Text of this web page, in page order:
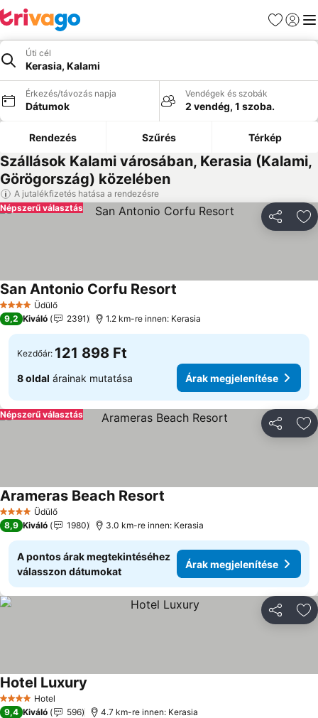
Kedvencek
Úti cél
Kerasia, Kalami
Érkezés/távozás napja
Dátumok
Vendégek és szobák
2 vendég, 1 szoba.
Rendezés Szűrés Térkép
Szállások Kalami városában, Kerasia (Kalami,
Görögország) közelében
A jutalékfizetés hatása a rendezésre
Népszerű választás
4 KategóriaÜdülő
San Antonio Corfu Resort
9,2 Kiváló 2391 1.2 km-re innen: Kerasia
Kezdőár: 121 898 Ft
8 oldal árainak mutatása Árak megjelenítése
Népszerű választás
4 KategóriaÜdülő
Arameras Beach Resort
8,9 Kiváló 1980 3.0 km-re innen: Kerasia
A pontos árak megtekintéséhez
válasszon dátumokat
Árak megjelenítése
4 KategóriaHotel
Hotel Luxury
9,4 Kiváló 596 4.7 km-re innen: Kerasia